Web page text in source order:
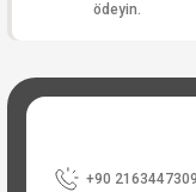
ödeyin.
+90 2163447309